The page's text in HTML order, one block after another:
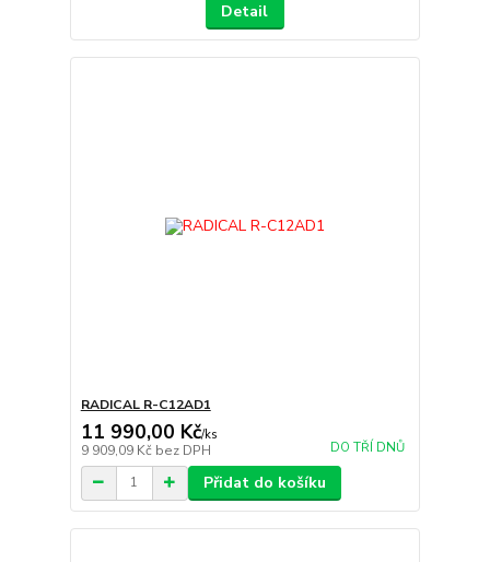
Detail
RADICAL R-C12AD1
11 990,00 Kč/ks
9 909,09 Kč bez DPH DO TŘÍ DNŮ
Přidat do košíku